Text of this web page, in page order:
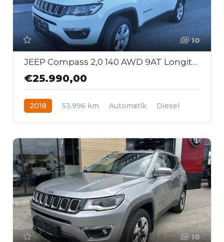
10
JEEP Compass 2,0 140 AWD 9AT Longitude First Edition
€25.990,00
2018 53.996 km Automatik
Diesel
10